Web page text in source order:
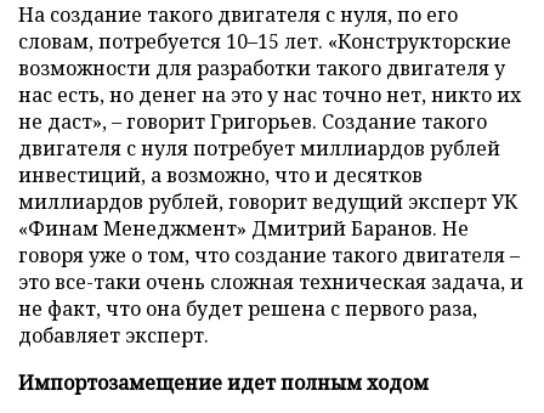
На создание такого двигателя с нуля, по его
словам, потребуется 10–15 лет. «Конструкторские
возможности для разработки такого двигателя у
нас есть, но денег на это у нас точно нет, никто их
не даст», – говорит Григорьев. Создание такого
двигателя с нуля потребует миллиардов рублей
инвестиций, а возможно, что и десятков
миллиардов рублей, говорит ведущий эксперт УК
«Финам Менеджмент» Дмитрий Баранов. Не
говоря уже о том, что создание такого двигателя –
это все-таки очень сложная техническая задача, и
не факт, что она будет решена с первого раза,
добавляет эксперт.
Импортозамещение идет полным ходом